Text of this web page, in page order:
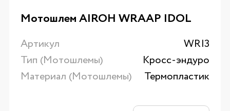
Мотошлем AIROH WRAAP IDOL
Артикул
WRI3
Тип (Мотошлемы)
Кросс-эндуро
Материал (Мотошлемы)
Термопластик